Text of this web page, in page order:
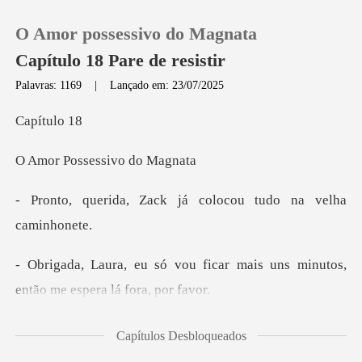
Loja
Histórico
Sair
O Amor possessivo do Magnata
Capítulo 18 Pare de resistir
Palavras: 1169 |Lançado em: 23/07/2025
ítu
ssessivo
ack já colocou tudo
ficar mais uns minutos,
então
Capítulos Desbloqueados